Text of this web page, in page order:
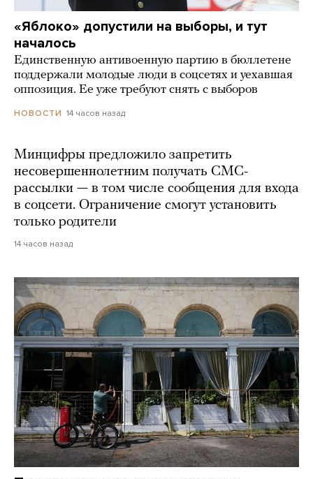
«Яблоко» допустили на выборы, и тут
началось
Единственную антивоенную партию в бюллетене
поддержали молодые люди в соцсетях и уехавшая
оппозиция. Ее уже требуют снять с выборов
НОВОСТИ 14 часов назад
Минцифры предложило запретить
несовершеннолетним получать СМС-
рассылки — в том числе сообщения для входа
в соцсети. Ограничение смогут установить
только родители
14 часов назад